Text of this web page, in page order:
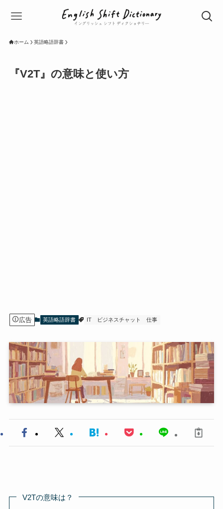
ホーム 英語略語辞書
『V2T』の意味と使い方
広告 英語略語辞書 IT ビジネスチャット 仕事
V2Tの意味は？